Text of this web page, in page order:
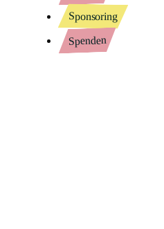
Sponsoring
Spenden